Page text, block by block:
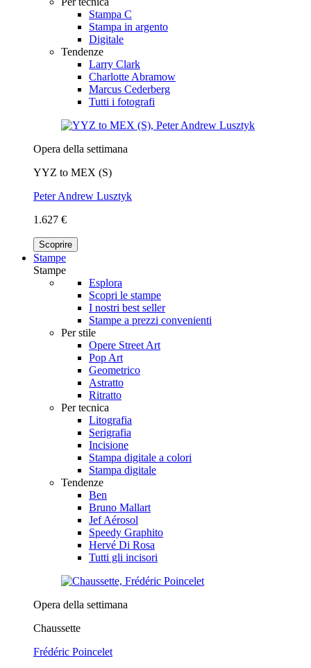
Stampa C
Stampa in argento
Digitale
Tendenze
Larry Clark
Charlotte Abramow
Marcus Cederberg
Tutti i fotografi
Opera della settimana
YYZ to MEX (S)
Peter Andrew Lusztyk
1.627 €
Scoprire
Stampe
Stampe
Esplora
Scopri le stampe
I nostri best seller
Stampe a prezzi convenienti
Per stile
Opere Street Art
Pop Art
Geometrico
Astratto
Ritratto
Per tecnica
Litografia
Serigrafia
Incisione
Stampa digitale a colori
Stampa digitale
Tendenze
Ben
Bruno Mallart
Jef Aérosol
Speedy Graphito
Hervé Di Rosa
Tutti gli incisori
Opera della settimana
Chaussette
Frédéric Poincelet